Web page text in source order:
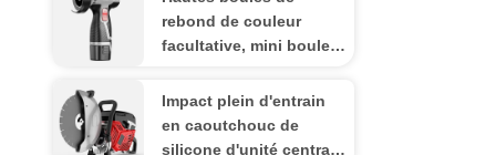
30-90
rebond de couleur
facultative, mini boules
300℃ rond
Impact plein d'entrain
en caoutchouc de
silicone d'unité centrale